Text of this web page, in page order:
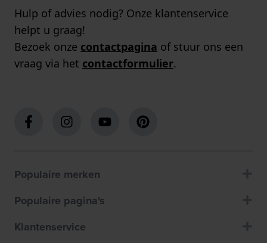
Hulp of advies nodig? Onze klantenservice
helpt u graag!
Bezoek onze contactpagina of stuur ons een
vraag via het contactformulier.
Populaire merken
Populaire pagina's
Klantenservice